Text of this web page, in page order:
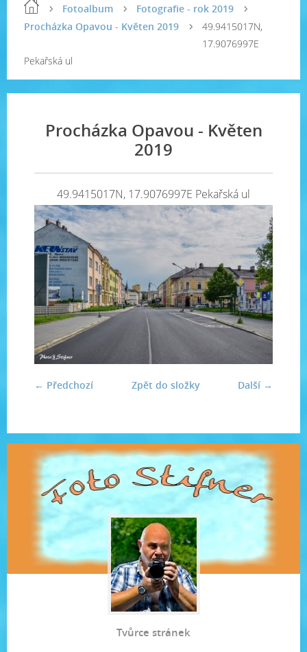
Fotoalbum
Fotografie - rok 2019
Procházka Opavou - Květen 2019
49.9415017N,
17.9076997E
Pekařská ul
Procházka Opavou - Květen
2019
49.9415017N, 17.9076997E Pekařská ul
← Předchozí Další →
Zpět do složky
Tvůrce stránek